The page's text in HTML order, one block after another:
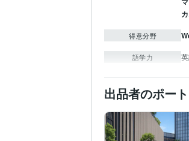
得意分野
語学力
出品者のポー